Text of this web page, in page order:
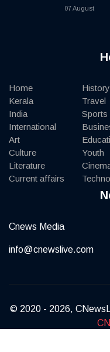
07 August
Home
Kerala
India
International
Art
Culture
Literature
Current affairs
History
Travel
Sports
Youth
Cnews Media
info@cnewslive.com
© 2020 - 2026,